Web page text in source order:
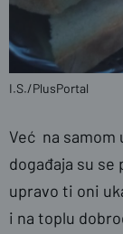
I.S./PlusPortal
Već na samom
događaja su
upravo ti oni
i na toplu